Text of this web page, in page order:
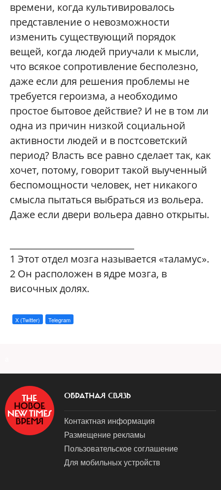
времени, когда культивировалось
представление о невозможности
изменить существующий порядок
вещей, когда людей приучали к мысли,
что всякое сопротивление бесполезно,
даже если для решения проблемы не
требуется героизма, а необходимо
простое бытовое действие? И не в том ли
одна из причин низкой социальной
активности людей и в постсоветский
период? Власть все равно сделает так, как
хочет, потому, говорит такой выученный
беспомощности человек, нет никакого
смысла пытаться выбраться из вольера.
Даже если двери вольера давно открыты.
1 Этот отдел мозга называется «таламус».
2 Он расположен в ядре мозга, в
височных долях.
X (Twitter) Telegram
ОБРАТНАЯ СВЯЗЬ
Контактная информация
Размещение рекламы
Пользовательское соглашение
Для мобильных устройств